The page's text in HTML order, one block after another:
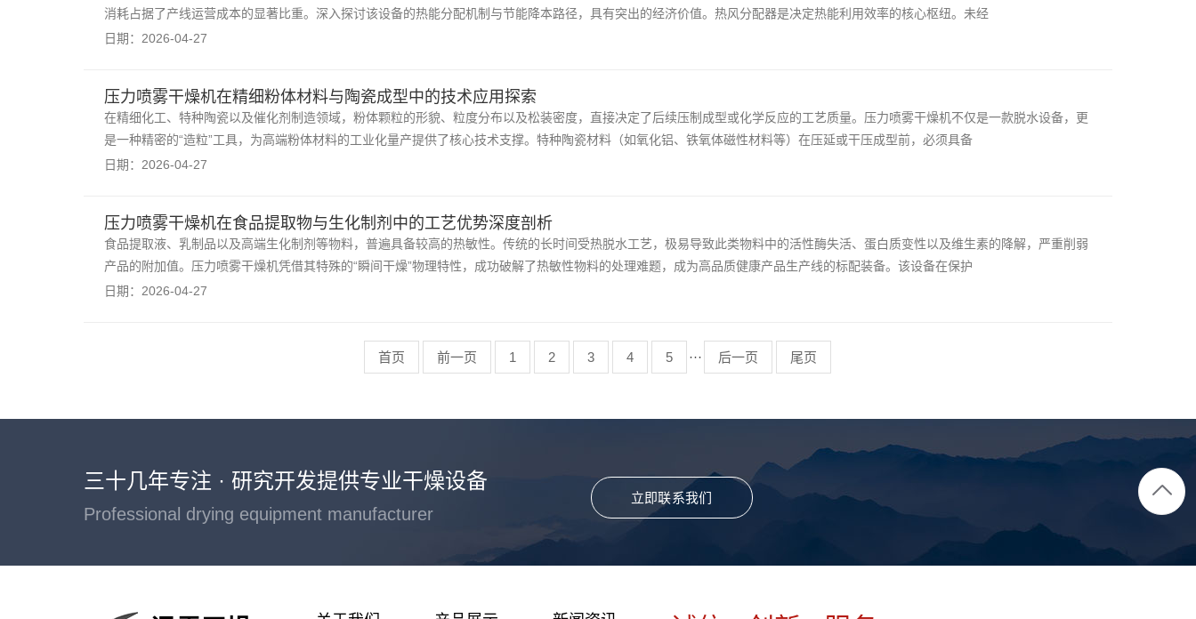
消耗占据了产线运营成本的显著比重。深入探讨该设备的热能分配机制与节能降本路径，具有突出的经济价值。热风分配器是决定热能利用效率的核心枢纽。未经
日期：2026-04-27
压力喷雾干燥机在精细粉体材料与陶瓷成型中的技术应用探索
在精细化工、特种陶瓷以及催化剂制造领域，粉体颗粒的形貌、粒度分布以及松装密度，直接决定了后续压制成型或化学反应的工艺质量。压力喷雾干燥机不仅是一款脱水设备，更
是一种精密的“造粒”工具，为高端粉体材料的工业化量产提供了核心技术支撑。特种陶瓷材料（如氧化铝、铁氧体磁性材料等）在压延或干压成型前，必须具备
日期：2026-04-27
压力喷雾干燥机在食品提取物与生化制剂中的工艺优势深度剖析
食品提取液、乳制品以及高端生化制剂等物料，普遍具备较高的热敏性。传统的长时间受热脱水工艺，极易导致此类物料中的活性酶失活、蛋白质变性以及维生素的降解，严重削弱
产品的附加值。压力喷雾干燥机凭借其特殊的“瞬间干燥”物理特性，成功破解了热敏性物料的处理难题，成为高品质健康产品生产线的标配装备。该设备在保护
日期：2026-04-27
首页 前一页 1 2 3 4 5 ··· 后一页 尾页
三十几年专注 · 研究开发提供专业干燥设备
Professional drying equipment manufacturer
立即联系我们